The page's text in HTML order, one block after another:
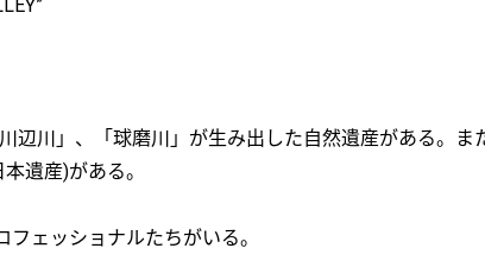
辺川」、「球磨川」が生み出した自然遺産がある。ま
遺産)がある。
ェッショナルたちがいる。